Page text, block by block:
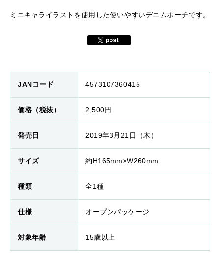
ミニキャライラストを使用した使いやすいデニムポーチです。
JANコード 4573107360415
価格（税抜） 2,500円
発売日 2019年3月21日（木）
サイズ 約H165mm×W260mm
種類 全1種
仕様 オープンパッケージ
対象年齢 15歳以上